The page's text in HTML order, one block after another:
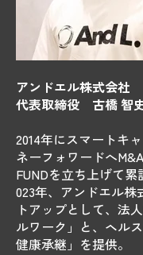
アンドエル株式会社
代表取締役 古橋 智
2014年にスマートキ
ネーフォワードへ
FUNDを立ち上げて
023年、アンドエル
トアップとして、法
ルワーク」と、ヘル
健康承継」を提供。